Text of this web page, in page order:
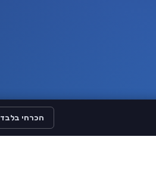
הכרחי בלבד